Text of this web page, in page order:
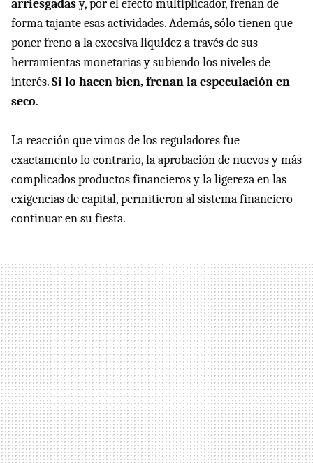
arriesgadasy, por el efecto multiplicador, frenan de
forma tajante esas actividades. Además, sólo tienen que
poner freno a la excesiva liquidez a través de sus
herramientas monetarias y subiendo los niveles de
interés.Si lo hacen bien, frenan la especulación en
seco.
La reacción que vimos de los reguladores fue
exactamento lo contrario, la aprobación de nuevos y más
complicados productos financieros y la ligereza en las
exigencias de capital, permitieron al sistema financiero
continuar en su fiesta.